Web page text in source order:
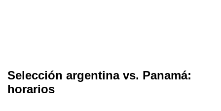
Selección argentina vs. Panamá:
horarios